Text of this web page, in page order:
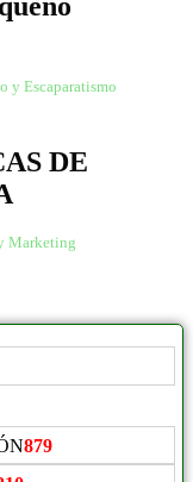
y Escaparatismo
DE
Marketing
879